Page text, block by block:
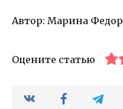
Автор: Марина
Оцените статью